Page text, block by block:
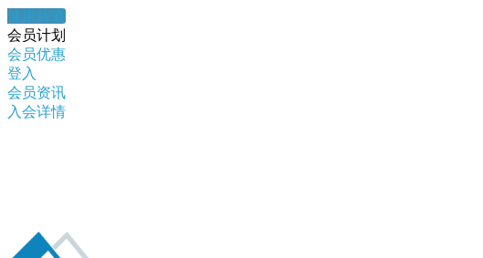
健康錦囊
会员计划
会员优惠
登入
会员资讯
入会详情